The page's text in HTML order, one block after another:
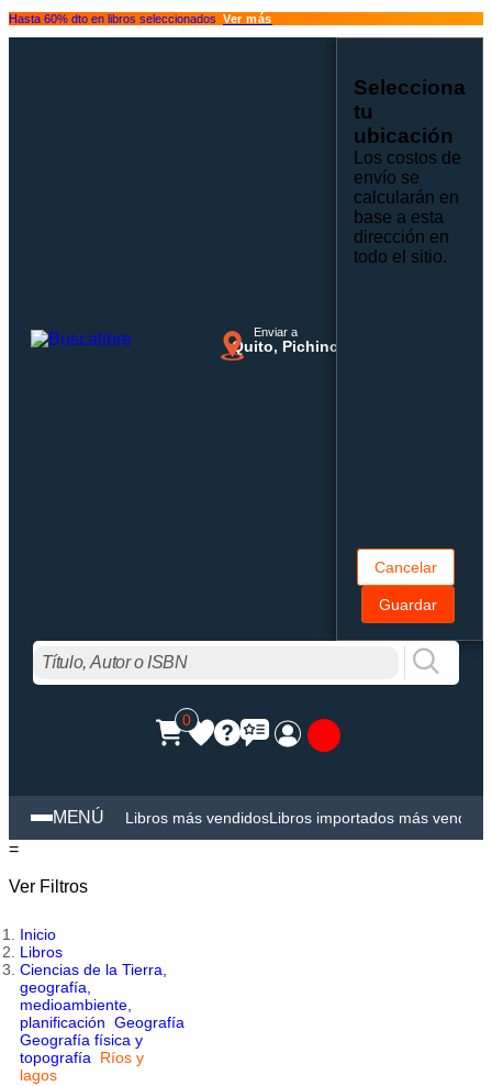
Hasta 60% dto en libros seleccionados Ver más
Enviar a
Quito, Pichincha
Selecciona
tu
ubicación
Los costos de
envío se
calcularán en
base a esta
dirección en
todo el sitio.
Cancelar
Guardar
0
MENÚ Libros más vendidosLibros importados más
=
Ver Filtros
Inicio
Libros
Ciencias de la Tierra,
geografía,
medioambiente,
planificación Geografía
Geografía física y
topografía
Ríos y
lagos